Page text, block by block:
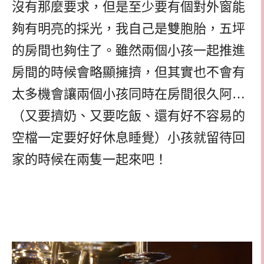
沒有那麼要求，但是至少要有個對外窗能
夠有明亮的採光，我自己是雙胞胎，五坪
的房間也夠住了。雖然兩個小孩一起推進
房間的時候會略顯擁擠，但其實也不會有
太多機會讓兩個小孩同時在房間很久阿…
（又要擠奶、又要吃飯、還有好不容易的
空檔一定要好好休息睡覺）小孩就留待回
家的時候在兩隻一起來吧！